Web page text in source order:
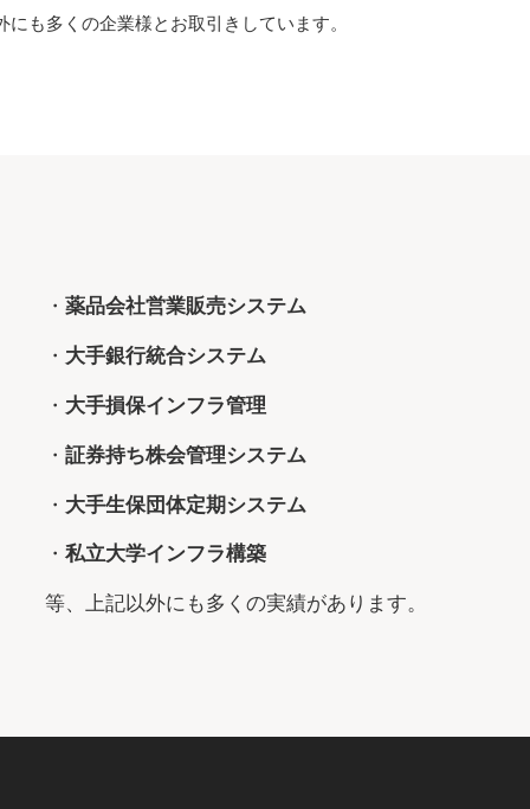
も多くの企業様とお取引きしています。
薬品会社営業販売システム
大手銀行統合システム
大手損保インフラ管理
証券持ち株会管理システム
大手生保団体定期システム
私立大学インフラ構築
等、上記以外にも多くの実績があります。